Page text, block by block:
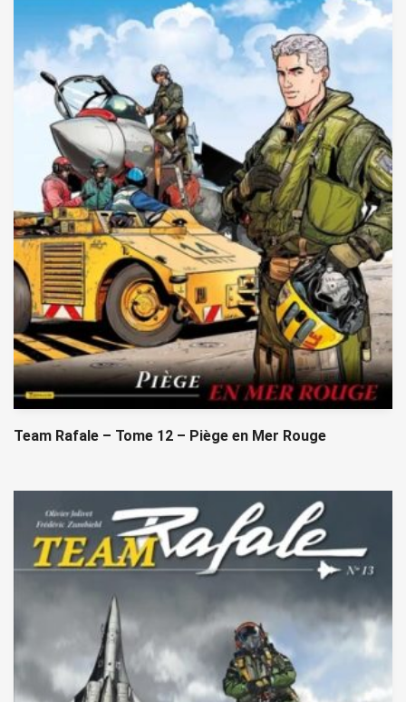
Team Rafale – Tome 12 – Piège en Mer Rouge